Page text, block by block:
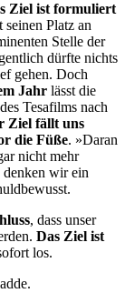
Ziel ist formuliert
seinen Platz an
Stelle der
dürfte nichts
gehen. Doch
Jahr lässt die
Te­safilms nach
Ziel fällt uns
die Füße. »Daran
nicht mehr
denken wir ein
, dass unser
Das Ziel ist
los.